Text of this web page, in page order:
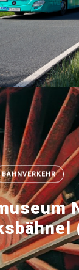
BAHNVERKEHR